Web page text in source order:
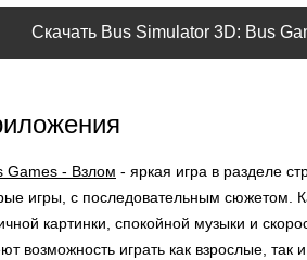
Скачать Bus Simulator 3D: Bus
Games - Взлом - яркая игра в разделе
игры, с последовательным
картинки, спокойной музыки и
возможность играть как взрослые,